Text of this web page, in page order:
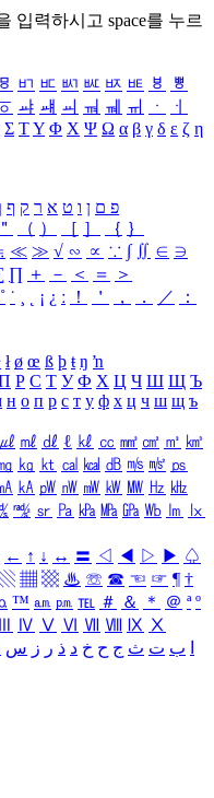
입력하시고 space를 누르
ㅱ ㅲ ㅳ ㅴ ㅵ ㅶ ㅷ ㅸ
ㅹ
ㆇ ㆈ ㆉ ㆊ ㆋ ㆌ ㆍ
ㆎ
Σ ΤΥ Φ Χ Ψ Ω α β γ δ ε ζ η
פ ם ן ו ט א ר ק ף
＂ （ ） ［ ］ ｛ ｝
≪ ≫ √ ∽ ∝ ∵ ∫ ∬ ∈ ∋
∏ ＋ － ＜ ＝
＞
˚ ˙ ¸ ¡ ¿ ː ！ ＇ ， ． ／
：
ł ø œ ß þ ŧ ŋ ŉ
Р С Т У Ф Х Ц Ч Ш Щ Ъ
н о п р с т у ф х ц ч ш щ ъ
㎕ ㎖ ㎗ ℓ ㎘ ㏄ ㎣ ㎤ ㎥ ㎦
㎏ ㏏ ㎈ ㎉ ㏈ ㎧ ㎨ ㎰
㎄ ㎺ ㎻ ㎽ ㎾ ㎿ ㎐ ㎑
㎯ ㏛ ㎩ ㎪ ㎫ ㎬ ㏝ ㏐
㏓
← ↑ ↓ ↔ 〓 ◁ ◀ ▷ ▶ ♤
▦ ▩ ♨ ☏ ☎ ☜ ☞ ¶ †
™ ㏂ ㏘ ℡ ＃ ＆ ＊ ＠ ª º
Ⅳ Ⅴ Ⅵ Ⅶ Ⅷ Ⅸ Ⅹ
ب ت ث ج ح خ د ذ ر ز س